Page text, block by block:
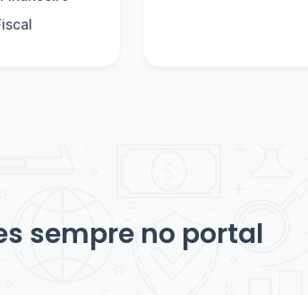
sempre no portal